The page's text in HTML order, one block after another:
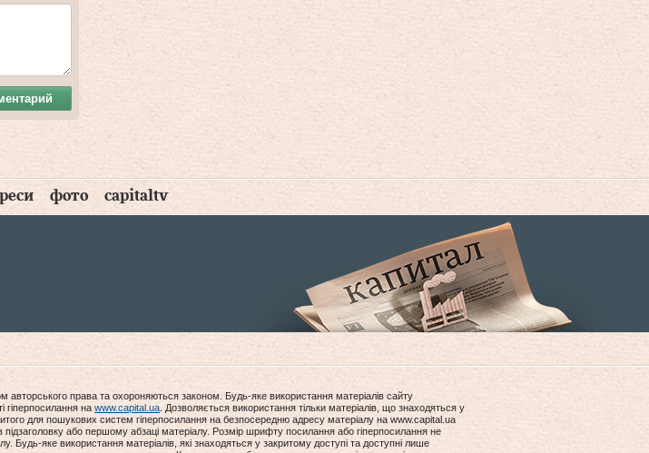
фото capitaltv
авторського права та охороняються законом. Будь-яке використання матеріалів сайту
гіперпосилання на www.capital.ua . Дозволяється використання тільки матеріалів, що знаходяться у
для пошукових систем гіперпосилання на безпосередню адресу матеріалу на www.capital.ua
або першому абзаці матеріалу. Розмір шрифту посилання або гіперпосилання не
яке використання матеріалів, які знаходяться у закритому доступі та доступні лише